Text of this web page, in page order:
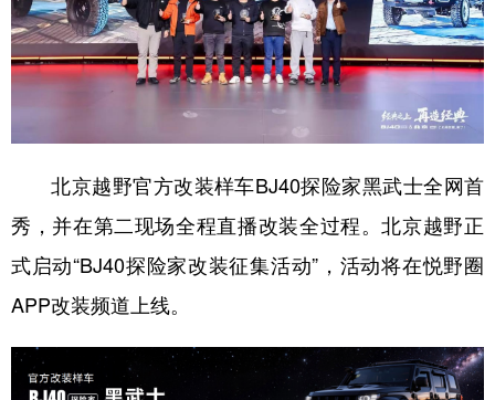
北京越野官方改装样车BJ40探险家黑武士全网首
秀，并在第二现场全程直播改装全过程。北京越野正
式启动“BJ40探险家改装征集活动”，活动将在悦野圈
APP改装频道上线。